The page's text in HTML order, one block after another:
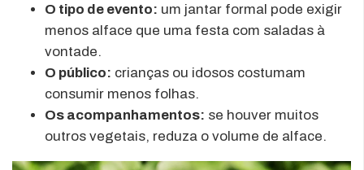
O tipo de evento: um jantar formal pode exigir
menos alface que uma festa com saladas à
vontade.
O público: crianças ou idosos costumam
consumir menos folhas.
Os acompanhamentos: se houver muitos
outros vegetais, reduza o volume de alface.